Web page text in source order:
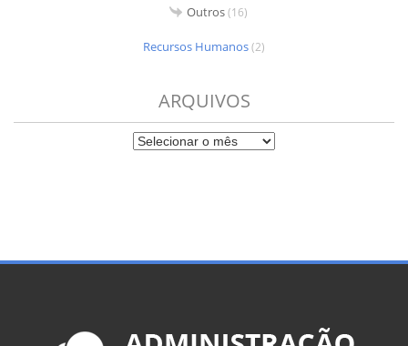
Outros(16)
Recursos Humanos(2)
ARQUIVOS